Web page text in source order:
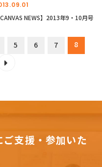
CANVAS NEWS】2013年9・10月号
5 6 7
8
ご支援・参加いた